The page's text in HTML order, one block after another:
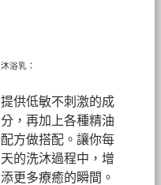
沐浴乳：
提供低敏不刺激的成
分，再加上各種精油
配方做搭配。讓你每
天的洗沐過程中，增
添更多療癒的瞬間。